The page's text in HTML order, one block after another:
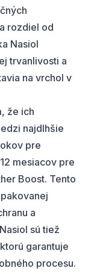
rozdiel od
Nasiol
trvanlivosti a
na vrchol v
že ich
najdlhšie
pre
mesiacov pre
Boost. Tento
a
sú tiež
garantuje
procesu.